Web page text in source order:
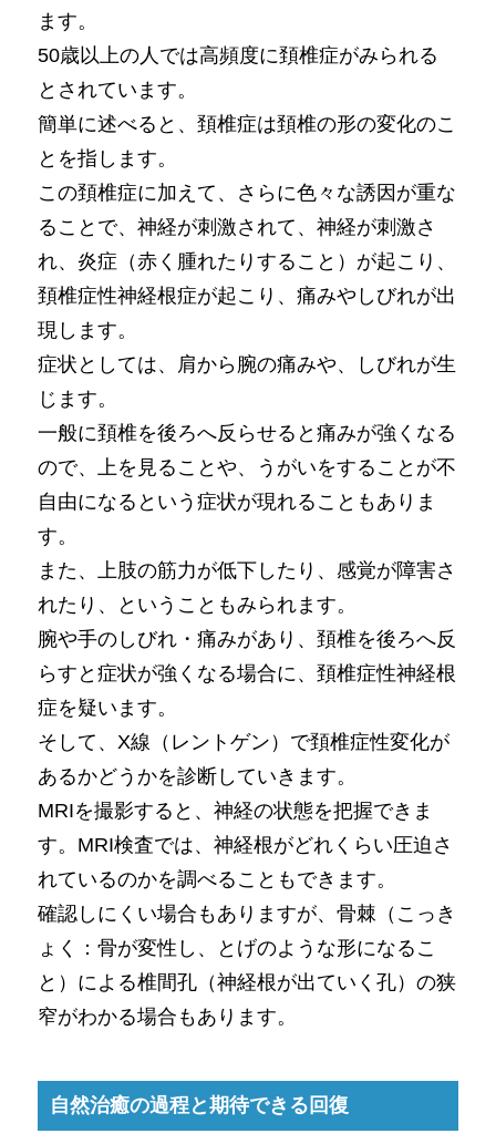
ます。
50歳以上の人では高頻度に頚椎症がみられる
とされています。
簡単に述べると、頚椎症は頚椎の形の変化のこ
とを指します。
この頚椎症に加えて、さらに色々な誘因が重な
ることで、神経が刺激されて、神経が刺激さ
れ、炎症（赤く腫れたりすること）が起こり、
頚椎症性神経根症が起こり、痛みやしびれが出
現します。
症状としては、肩から腕の痛みや、しびれが生
じます。
一般に頚椎を後ろへ反らせると痛みが強くなる
ので、上を見ることや、うがいをすることが不
自由になるという症状が現れることもありま
す。
また、上肢の筋力が低下したり、感覚が障害さ
れたり、ということもみられます。
腕や手のしびれ・痛みがあり、頚椎を後ろへ反
らすと症状が強くなる場合に、頚椎症性神経根
症を疑います。
そして、X線（レントゲン）で頚椎症性変化が
あるかどうかを診断していきます。
MRIを撮影すると、神経の状態を把握できま
す。MRI検査では、神経根がどれくらい圧迫さ
れているのかを調べることもできます。
確認しにくい場合もありますが、骨棘（こっき
ょく：骨が変性し、とげのような形になるこ
と）による椎間孔（神経根が出ていく孔）の狭
窄がわかる場合もあります。
自然治癒の過程と期待できる回復